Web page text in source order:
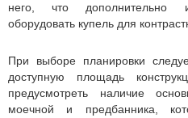
него, что дополнительно
оборудовать купель для
При выборе планировки
доступную площадь
предусмотреть наличие
моечной и предбанника,